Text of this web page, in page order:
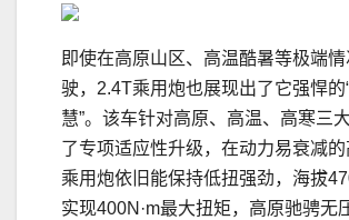
即使在高原山区、高温酷暑等极端
驶，2.4T乘用炮也展现出了它强悍的
慧”。该车针对高原、高温、高寒三
了专项适应性升级，在动力易衰减
乘用炮依旧能保持低扭强劲，海拔
实现400N·m最大扭矩，高原驰骋无